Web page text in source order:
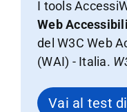
I tools
Web
del W3C Web
(WAI) - Italia.
Vai al test